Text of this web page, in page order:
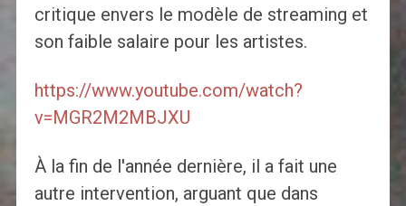
critique envers le modèle de streaming et
son faible salaire pour les artistes.
https://www.youtube.com/watch?
v=MGR2M2MBJXU
À la fin de l'année dernière, il a fait une
autre intervention, arguant que dans